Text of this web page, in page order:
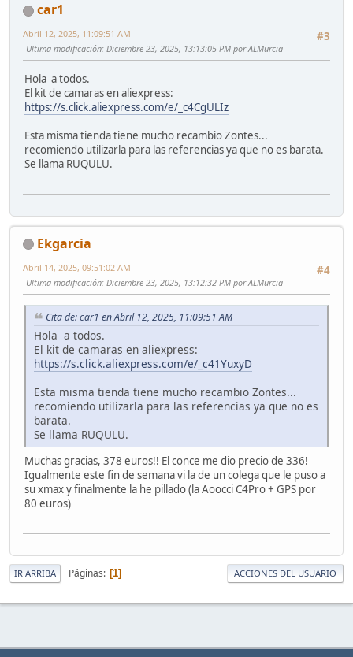
car1
#3
Abril 12, 2025, 11:09:51 AM
Ultima modificación: Diciembre 23, 2025, 13:13:05 PM por ALMurcia
Hola a todos.
El kit de camaras en aliexpress:
https://s.click.aliexpress.com/e/_c4CgULIz
Esta misma tienda tiene mucho recambio Zontes...
recomiendo utilizarla para las referencias ya que no es barata.
Se llama RUQULU.
Ekgarcia
#4
Abril 14, 2025, 09:51:02 AM
Ultima modificación: Diciembre 23, 2025, 13:12:32 PM por ALMurcia
Cita de: car1 en Abril 12, 2025, 11:09:51 AM
Hola a todos.
El kit de camaras en aliexpress:
https://s.click.aliexpress.com/e/_c41YuxyD
Esta misma tienda tiene mucho recambio Zontes...
recomiendo utilizarla para las referencias ya que no es
barata.
Se llama RUQULU.
Muchas gracias, 378 euros!! El conce me dio precio de 336!
Igualmente este fin de semana vi la de un colega que le puso a
su xmax y finalmente la he pillado (la Aoocci C4Pro + GPS por
80 euros)
IR ARRIBA Páginas 1 ACCIONES DEL USUARIO